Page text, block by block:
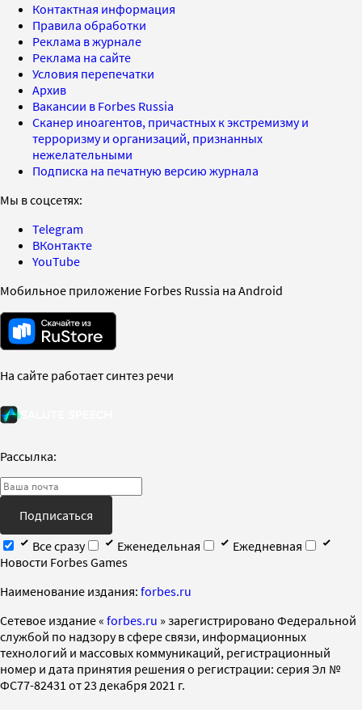
Контактная информация
Правила обработки
Реклама в журнале
Реклама на сайте
Условия перепечатки
Архив
Вакансии в Forbes Russia
Сканер иноагентов, причастных к экстремизму и
терроризму и организаций, признанных
нежелательными
Подписка на печатную версию журнала
Мы в соцсетях:
Telegram
ВКонтакте
YouTube
Мобильное приложение Forbes Russia на Android
На сайте работает синтез речи
Рассылка:
Подписаться
Все сразу
Еженедельная
Ежедневная
Новости Forbes Games
Наименование издания: forbes.ru
Cетевое издание « forbes.ru » зарегистрировано Федеральной
службой по надзору в сфере связи, информационных
технологий и массовых коммуникаций, регистрационный
номер и дата принятия решения о регистрации: серия Эл №
ФС77-82431 от 23 декабря 2021 г.